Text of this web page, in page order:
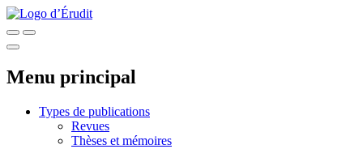
Menu principal
Types de publications
Revues
Thèses et mémoires